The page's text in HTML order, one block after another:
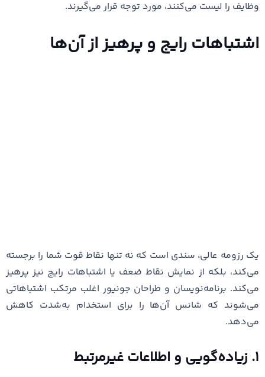
وظایف را لیست می‌کنند، مورد توجه قرار می‌گیرند.
اشتباهات رایج و پرهیز از آن‌ها
یک رزومه عالی، سندی است که نه تنها نقاط قوت شما را برجسته
می‌کند، بلکه از نمایش نقاط ضعف یا اشتباهات رایج نیز پرهیز
می‌کند. برنامه‌نویسان و طراحان جونیور اغلب مرتکب اشتباهاتی
می‌شوند که شانس آن‌ها را برای استخدام به‌شدت کاهش
می‌دهد.
۱. زیاده‌گویی و اطلاعات غیرمرتبط